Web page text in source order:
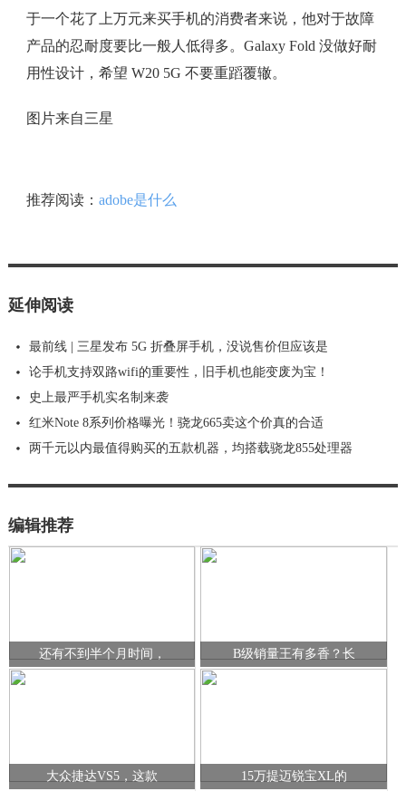
于一个花了上万元来买手机的消费者来说，他对于故障
产品的忍耐度要比一般人低得多。Galaxy Fold 没做好耐
用性设计，希望 W20 5G 不要重蹈覆辙。
图片来自三星
推荐阅读： adobe是什么
延伸阅读
最前线 | 三星发布 5G 折叠屏手机，没说售价但应该是
论手机支持双路wifi的重要性，旧手机也能变废为宝！
史上最严手机实名制来袭
红米Note 8系列价格曝光！骁龙665卖这个价真的合适
两千元以内最值得购买的五款机器，均搭载骁龙855处理器
编辑推荐
还有不到半个月时间， B级销量王有多香？长
大众捷达VS5，这款 15万提迈锐宝XL的